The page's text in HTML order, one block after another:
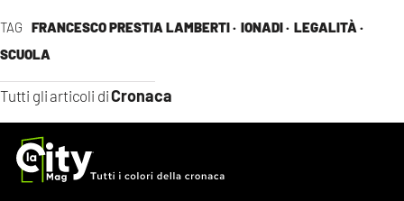
TAG FRANCESCO PRESTIA LAMBERTI · IONADI · LEGALITÀ ·
SCUOLA
Tutti gli articoli diCronaca